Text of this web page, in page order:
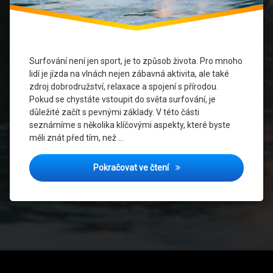
Surfování není jen sport, je to způsob života. Pro mnoho
lidí je jízda na vlnách nejen zábavná aktivita, ale také
zdroj dobrodružství, relaxace a spojení s přírodou.
Pokud se chystáte vstoupit do světa surfování, je
důležité začít s pevnými základy. V této části
seznámíme s několika klíčovými aspekty, které byste
měli znát před tím, než …
Pokračovat ve čteníSurf Camp: Intenzivní
Surfování
pro
začátečníky
Udržitelnost
vodních
sportů
Zábava
vodě